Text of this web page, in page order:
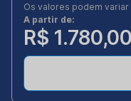
Os valores podem
A partir de:
R$ 1.780,00